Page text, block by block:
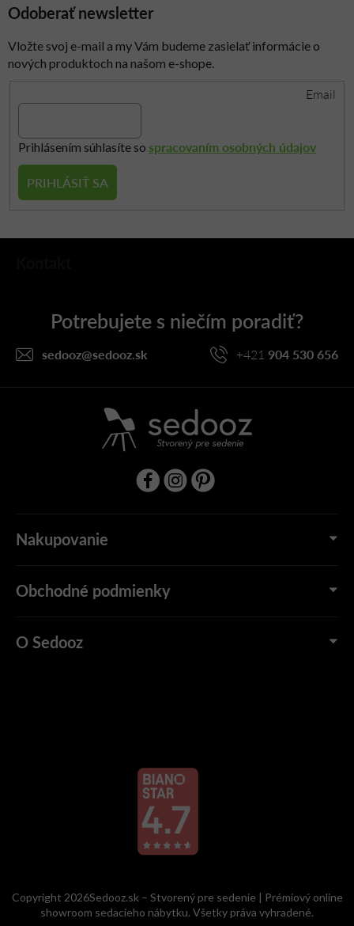
Odoberať newsletter
Vložte svoj e-mail a my Vám budeme zasielať informácie o
nových produktoch na našom e-shope.
Email
Prihlásením súhlasíte so spracovaním osobných údajov
PRIHLÁSIŤ SA
sedooz@sedooz.sk +421 904 530 656
Nakupovanie
Obchodné podmienky
O Sedooz
Copyright 2026Sedooz.sk – Stvorený pre sedenie | Prémiový online
showroom sedacieho nábytku. Všetky práva vyhradené.